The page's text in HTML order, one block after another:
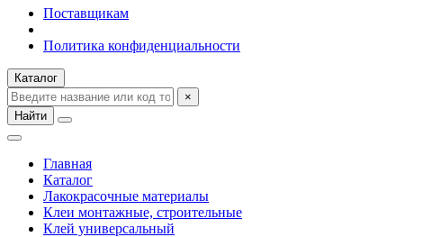
Поставщикам
Политика конфиденциальности
Каталог
×
Найти
Главная
Каталог
Лакокрасочные материалы
Клеи монтажные, строительные
Клей универсальный